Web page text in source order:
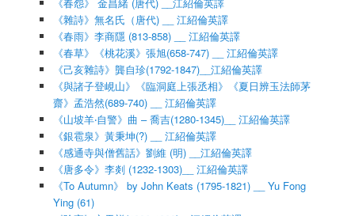
《雜詩》無名氏（唐代) __ 江紹倫英譯
《春雨》李商隱 (813-858) __ 江紹倫英譯
《春草》《桃花溪》張旭(658-747) __ 江紹倫英譯
《己亥雜詩》龔自珍(1792-1847)__江紹倫英譯
《與諸子登峴山》《臨洞庭上張丞相》《夏日辨玉法師茅
齋》孟浩然(689-740) __ 江紹倫英譯
《山坡羊‧自警》曲 – 喬吉(1280-1345)__ 江紹倫英譯
《銀雹泉》黃秉坤(?) __ 江紹倫英譯
《感通寺與僧舊話》劉維 (明) __江紹倫英譯
《唐多令》李剡 (1232-1303)__ 江紹倫英譯
《To Autumn》 by John Keats (1795-1821) __ Yu Fong
Ying (61)